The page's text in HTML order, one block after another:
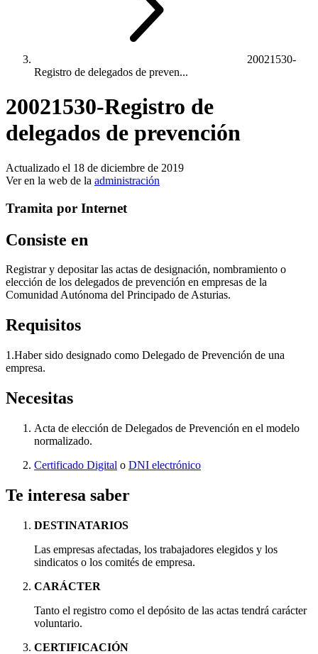
20021530-
Registro de delegados de preven...
20021530-Registro de
delegados de prevención
Actualizado el 18 de diciembre de 2019
Ver en la web de la administración
Tramita por Internet
Consiste en
Registrar y depositar las actas de designación, nombramiento o
elección de los delegados de prevención en empresas de la
Comunidad Autónoma del Principado de Asturias.
Requisitos
1.Haber sido designado como Delegado de Prevención de una
empresa.
Necesitas
Acta de elección de Delegados de Prevención en el modelo
normalizado.
Certificado Digital o DNI electrónico
Te interesa saber
DESTINATARIOS
Las empresas afectadas, los trabajadores elegidos y los
sindicatos o los comités de empresa.
CARÁCTER
Tanto el registro como el depósito de las actas tendrá carácter
voluntario.
CERTIFICACIÓN